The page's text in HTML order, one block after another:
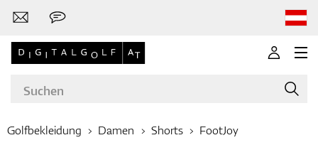
Golfbekleidung Damen Shorts FootJoy